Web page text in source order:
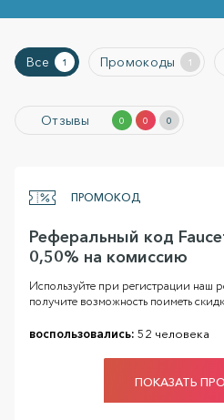
Все 1 Промокоды 1
Отзывы 0 0 0
ПРОМОКОД
Реферальный код
0,50% на комиссию
Используйте при регистрации наш
получите возможность поиметь
воспользовались: 52 человека
ПОКАЗАТЬ